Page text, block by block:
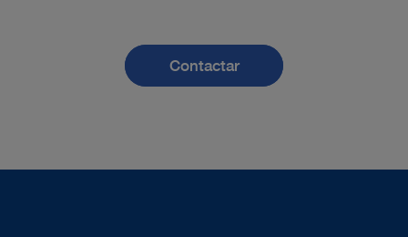
Contactar